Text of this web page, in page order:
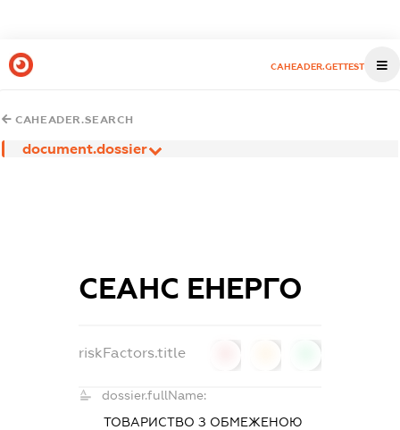
CAHEADER.GETTEST
CAHEADER.SEARCH
document.dossier
СЕАНС ЕНЕРГО
riskFactors.title
dossier.fullName:
ТОВАРИСТВО З ОБМЕЖЕНОЮ